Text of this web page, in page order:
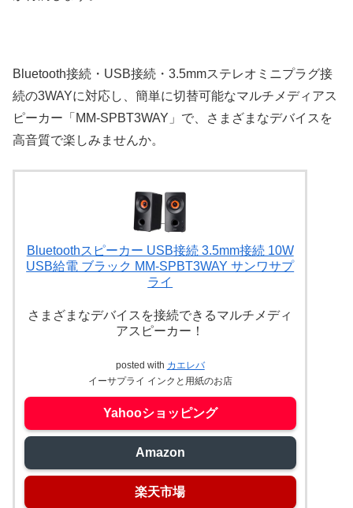
Bluetooth接続・USB接続・3.5mmステレオミニプラグ接
続の3WAYに対応し、簡単に切替可能なマルチメディアス
ピーカー「MM-SPBT3WAY」で、さまざまなデバイスを
高音質で楽しみませんか。
Bluetoothスピーカー USB接続 3.5mm接続 10W
USB給電 ブラック MM-SPBT3WAY サンワサプ
ライ
さまざまなデバイスを接続できるマルチメディ
アスピーカー！
posted with カエレバ
イーサプライ インクと用紙のお店
Yahooショッピング
Amazon
楽天市場